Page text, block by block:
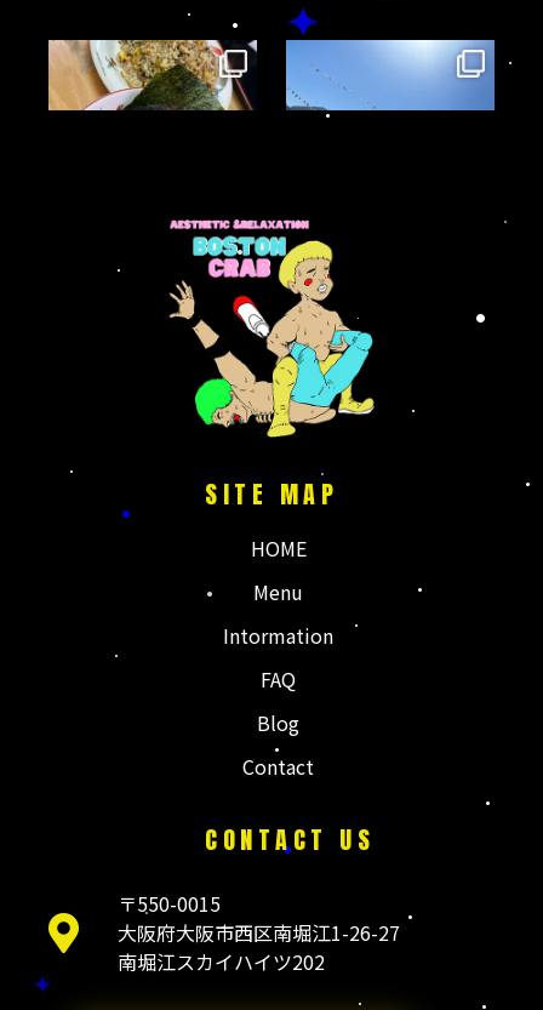
bostoncrab8810
11月 5
鹿児島帰省で根占
に。
国分より田舎すぎ
人気の#とんぼラ
...
bostoncrab8810
今回の鹿児島帰省
のメインは息子の
運動会
晴天すぎた
SITE MAP
HOME
Menu
Intormation
FAQ
Blog
Contact
CONTACT US
〒550-0015
大阪府大阪市西区南堀江1-26-27
南堀江スカイハイツ202